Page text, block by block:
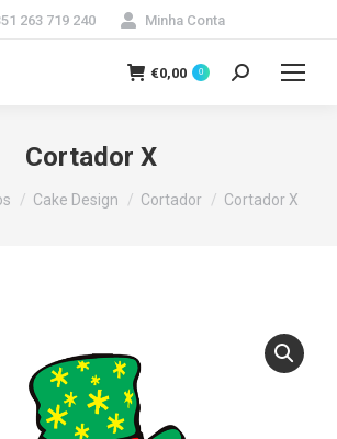
263 719 240 Minha Conta
€0,00 0 Search:
Cortador X
Cake Design Cortador Cortador X